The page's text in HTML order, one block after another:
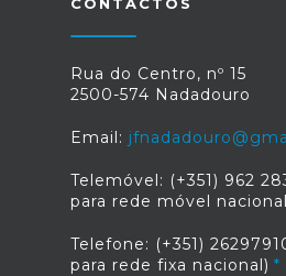
Rua do Centro, nº 15
2500-574 Nadadouro
Email:
Telemóvel: (+351) 962
para rede móvel
Telefone: (+351)
para rede fixa nacional)